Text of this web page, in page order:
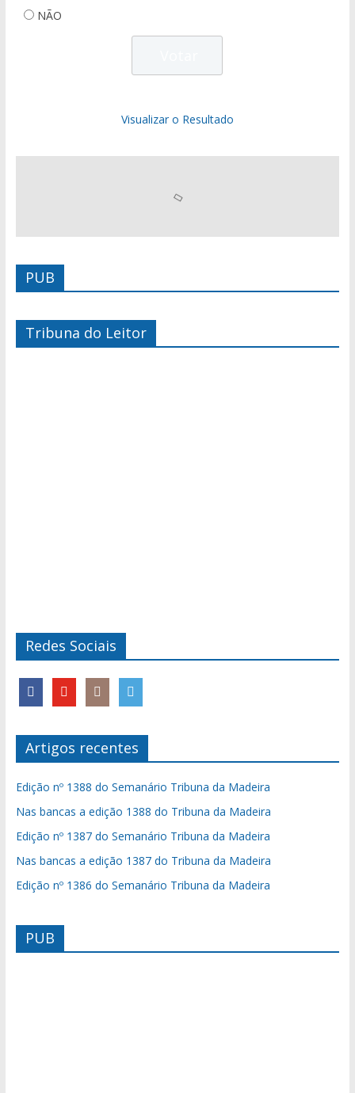
NÃO
Visualizar o Resultado
PUB
Tribuna do Leitor
Redes Sociais
Artigos recentes
Edição nº 1388 do Semanário Tribuna da Madeira
Nas bancas a edição 1388 do Tribuna da Madeira
Edição nº 1387 do Semanário Tribuna da Madeira
Nas bancas a edição 1387 do Tribuna da Madeira
Edição nº 1386 do Semanário Tribuna da Madeira
PUB